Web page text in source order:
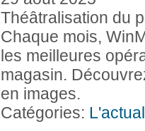
Théâtralisation du
Chaque mois,
les meilleures
magasin.
en images.
Catégories: